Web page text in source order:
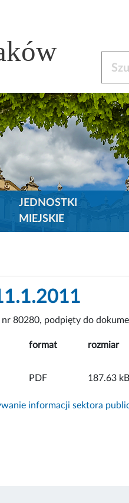
JEDNOSTKI
MIEJSKIE
nr 80280, podpięty do
format rozmiar
ZAŁĄCZNIK
PDF 187.63 kB
informacji sektora